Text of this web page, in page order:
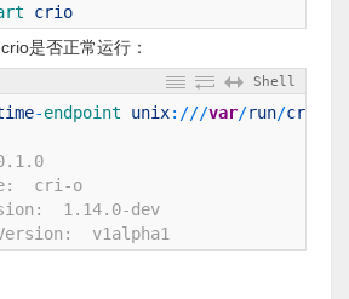
crio
是否正常运行：
Shell
-endpoint unix: ///var/run/crio
cri-o
1.14.0-dev
v1alpha1